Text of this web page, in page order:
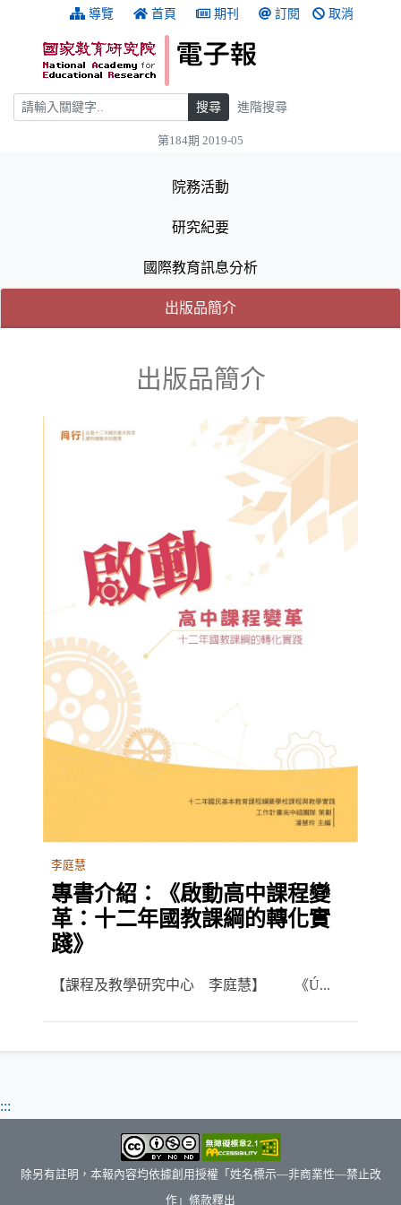
跳到主要內容 導覽 首頁 期刊 訂閱 取消
搜尋 搜尋 進階搜尋
第184期 2019-05
院務活動
研究紀要
國際教育訊息分析
出版品簡介(目前選取的頁籤)
(目前選取的頁籤)
出版品簡介
李庭慧
專書介紹：《啟動高中課程變
革：十二年國教課綱的轉化實
踐》
【課程及教學研究中心 李庭慧】 《Ú...
:::
除另有註明，本報內容均依據創用授權「姓名標示—非商業性—禁止改
作」條款釋出